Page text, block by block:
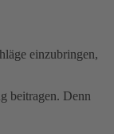
einzubringen,
beitragen. Denn